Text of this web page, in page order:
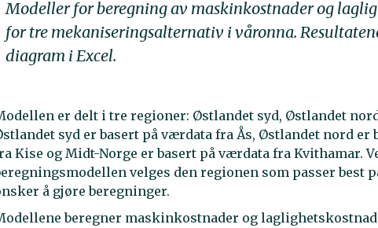
Modeller for beregning av maskinkostnader og
for tre mekaniseringsalternativ i våronna.
diagram i Excel.
er delt i tre regioner: Østlandet syd, Østlandet
syd er basert på værdata fra Ås, Østlandet nord er
Kise og Midt-Norge er basert på værdata fra Kvithamar.
velges den regionen som passer best
å gjøre beregninger.
beregner maskinkostnader og